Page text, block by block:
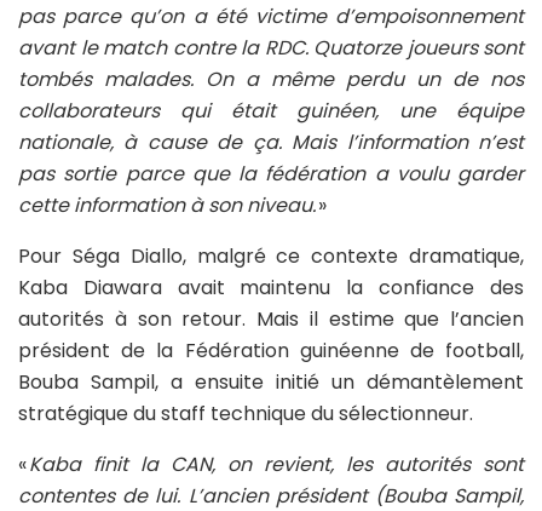
pas parce qu’on a été victime d’empoisonnement
avant le match contre la RDC. Quatorze joueurs sont
tombés malades. On a même perdu un de nos
collaborateurs qui était guinéen, une équipe
nationale, à cause de ça. Mais l’information n’est
pas sortie parce que la fédération a voulu garder
cette information à son niveau.»
Pour Séga Diallo, malgré ce contexte dramatique,
Kaba Diawara avait maintenu la confiance des
autorités à son retour. Mais il estime que l’ancien
président de la Fédération guinéenne de football,
Bouba Sampil, a ensuite initié un démantèlement
stratégique du staff technique du sélectionneur.
«Kaba finit la CAN, on revient, les autorités sont
contentes de lui. L’ancien président (Bouba Sampil,